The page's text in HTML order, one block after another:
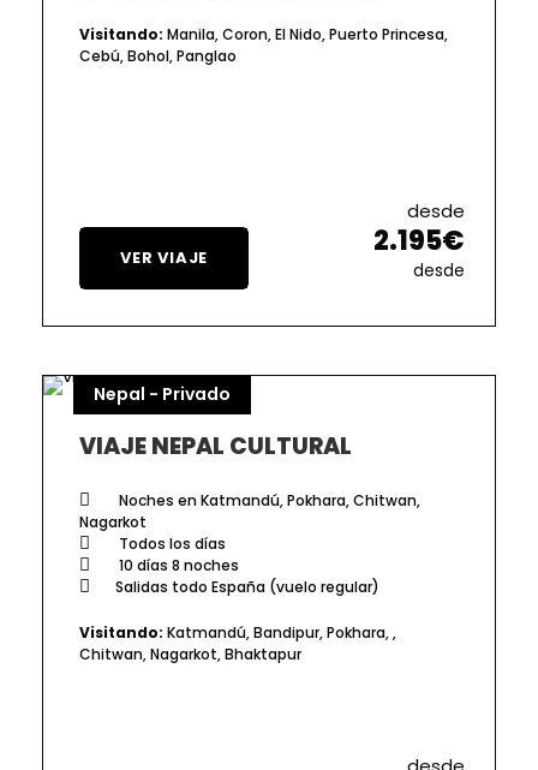
VER VIAJE
desde
2.195€
desde
Visitando: Manila, Coron, El Nido, Puerto Princesa,
Cebú, Bohol, Panglao
Nepal - Privado
VIAJE NEPAL CULTURAL
Noches en Katmandú, Pokhara, Chitwan,
Nagarkot
Todos los días
10 días 8 noches
Salidas todo España (vuelo regular)
Visitando: Katmandú, Bandipur, Pokhara, ,
Chitwan, Nagarkot, Bhaktapur